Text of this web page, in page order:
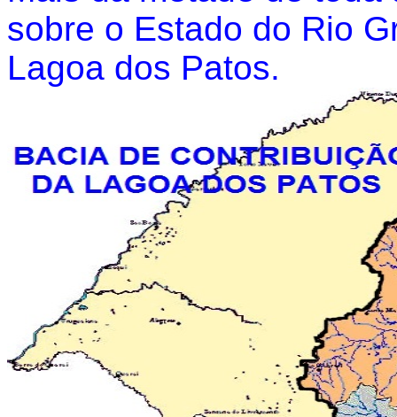
sobre o Estado do Rio
Lagoa dos Patos.